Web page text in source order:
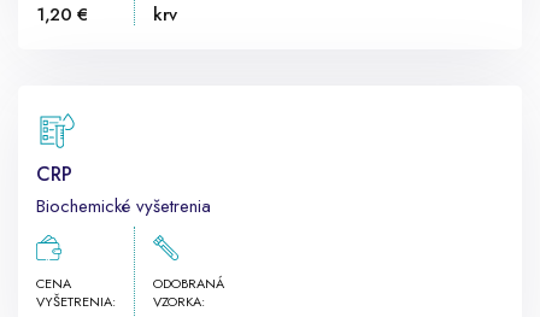
1,20 € krv
CRP
Biochemické vyšetrenia
CENA
VYŠETRENIA:
ODOBRANÁ
VZORKA: